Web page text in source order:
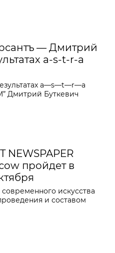
— Дмитрий
a-s-t-r-a
a—s—t—r—a
Дмитрий Буткевич
NEWSPAPER
пройдет в
искусства
и составом